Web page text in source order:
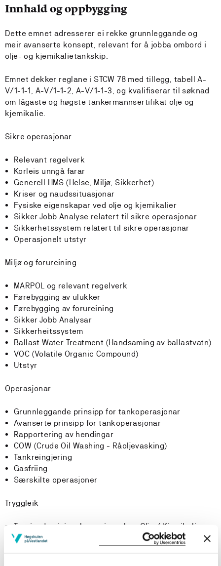
Innhald og oppbygging
Dette emnet adresserer ei rekke grunnleggande og
meir avanserte konsept, relevant for å jobba ombord i
olje- og kjemikalietankskip.
Emnet dekker reglane i STCW 78 med tillegg, tabell A-
V/1-1-1, A-V/1-1-2, A-V/1-1-3, og kvalifiserar til søknad
om lågaste og høgste tankermannsertifikat olje og
kjemikalie.
Sikre operasjonar
Relevant regelverk
Korleis unngå farar
Generell HMS (Helse, Miljø, Sikkerhet)
Kriser og naudssituasjonar
Fysiske eigenskapar ved olje og kjemikalier
Sikker Jobb Analyse relatert til sikre operasjonar
Sikkerhetssystem relatert til sikre operasjonar
Operasjonelt utstyr
Miljø og forureining
MARPOL og relevant regelverk
Førebygging av ulukker
Førebygging av forureining
Sikker Jobb Analysar
Sikkerheitssystem
Ballast Water Treatment (Handsaming av ballastvatn)
VOC (Volatile Organic Compound)
Utstyr
Operasjonar
Grunnleggande prinsipp for tankoperasjonar
Avanserte prinsipp for tankoperasjonar
Rapportering av hendingar
COW (Crude Oil Washing - Råoljevasking)
Tankreingjering
Gasfriing
Særskilte operasjoner
Tryggleik
Teoriundervising, brann i væsker; Olje / Kjemikalier
Brannførebyggande; Olje / Kjemikalier